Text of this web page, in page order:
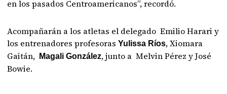
en los pasados Centroamericanos”, recordó.
Acompañarán a los atletas el delegado Emilio Harari y
los entrenadores profesorasYulissa Ríos, Xiomara
Gaitán,
Magali González, junto a Melvin Pérez y José
Bowie.